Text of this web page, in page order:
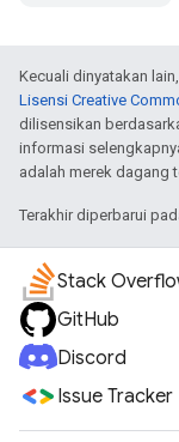
Kecuali dinyatakan
Lisensi Creative
dilisensikan
informasi
adalah merek dagang
Terakhir diperbarui
Stack
GitHub
Discord
Issue Tracker